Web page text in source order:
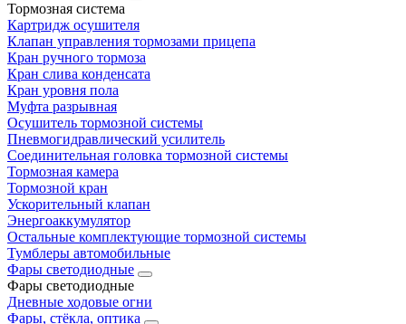
Тормозная система
Картридж осушителя
Клапан управления тормозами прицепа
Кран ручного тормоза
Кран слива конденсата
Кран уровня пола
Муфта разрывная
Осушитель тормозной системы
Пневмогидравлический усилитель
Соединительная головка тормозной системы
Тормозная камера
Тормозной кран
Ускорительный клапан
Энергоаккумулятор
Остальные комплектующие тормозной системы
Тумблеры автомобильные
Фары светодиодные
Фары светодиодные
Дневные ходовые огни
Фары, стёкла, оптика